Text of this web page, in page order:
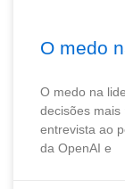
O medo
O medo na
decisões mais
entrevista ao
da OpenAI e